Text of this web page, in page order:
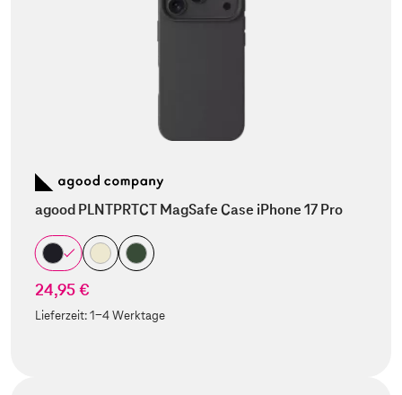
agood PLNTPRTCT MagSafe Case iPhone 17 Pro
24,95 €
Lieferzeit:1-4 Werktage